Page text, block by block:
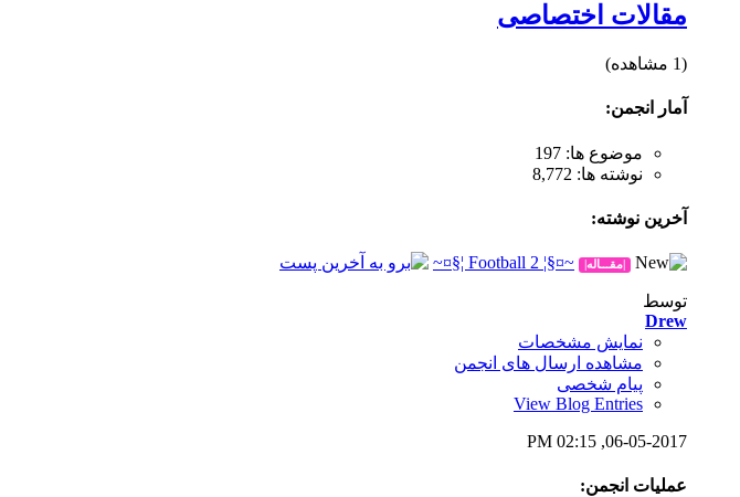
مقالات اختصاصی
(1 مشاهده)
آمار انجمن:
موضوع ها: 197
نوشته ها: 8,772
آخرين نوشته:
|مقـــاله| ~¤§¦ 2 Football ¦§¤~
توسط
Drew
نمایش مشخصات
مشاهده ارسال های انجمن
پیام شخصی
View Blog Entries
06-05-2017,
02:15 PM
عملیات انجمن: